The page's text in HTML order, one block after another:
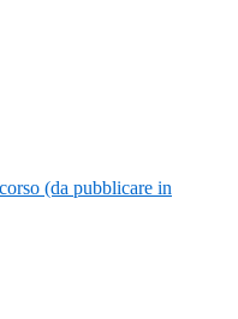
(da pubblicare in